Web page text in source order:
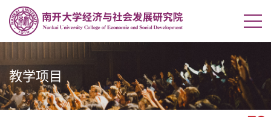
教学项目